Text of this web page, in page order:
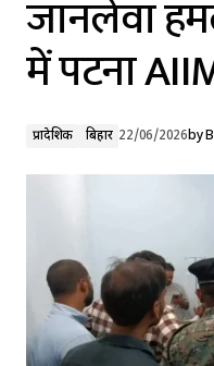
जानलेवा
में पटना
प्रादेशिक बिहार 22/06/2026by